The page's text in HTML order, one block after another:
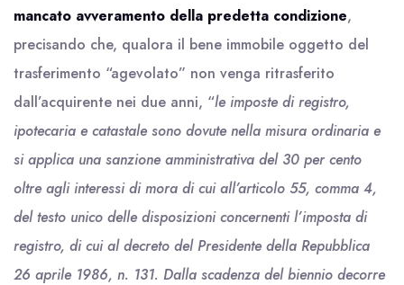
mancato avveramento della predetta condizione,
precisando che, qualora il bene immobile oggetto del
trasferimento “agevolato” non venga ritrasferito
dall’acquirente nei due anni, “le imposte di registro,
ipotecaria e catastale sono dovute nella misura ordinaria e
si applica una sanzione amministrativa del 30 per cento
oltre agli interessi di mora di cui all’articolo 55, comma 4,
del testo unico delle disposizioni concernenti l’imposta di
registro, di cui al decreto del Presidente della Repubblica
26 aprile 1986, n. 131. Dalla scadenza del biennio decorre